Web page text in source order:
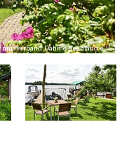
Dahme-Seenland e.V.